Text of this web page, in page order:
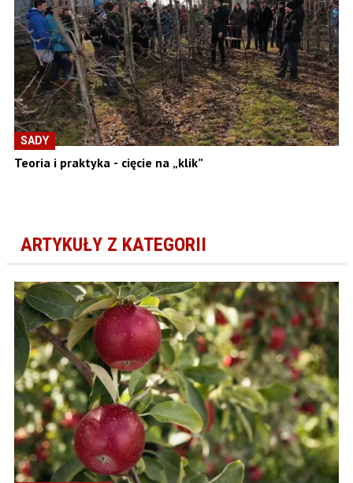
SADY
Teoria i praktyka - cięcie na „klik”
ARTYKUŁY Z KATEGORII